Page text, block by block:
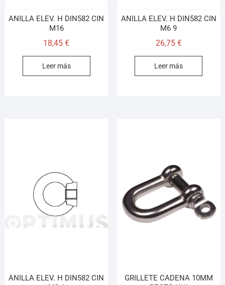
ANILLA ELEV. H DIN582 CIN
M16
18,45€
Leer más
ANILLA ELEV. H DIN582 CIN
M6 9
26,75 €
Leer más
ANILLA ELEV. H DIN582 CIN
GRILLETE CADENA 10MM